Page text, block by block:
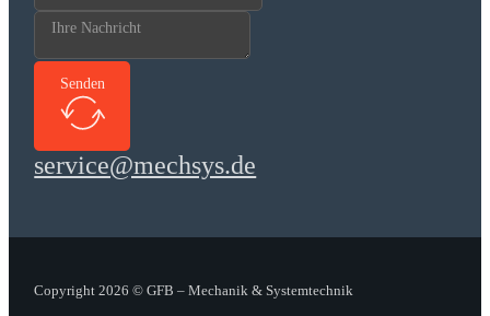
Senden
service@mechsys.de
Copyright 2026 © GFB – Mechanik & Systemtechnik